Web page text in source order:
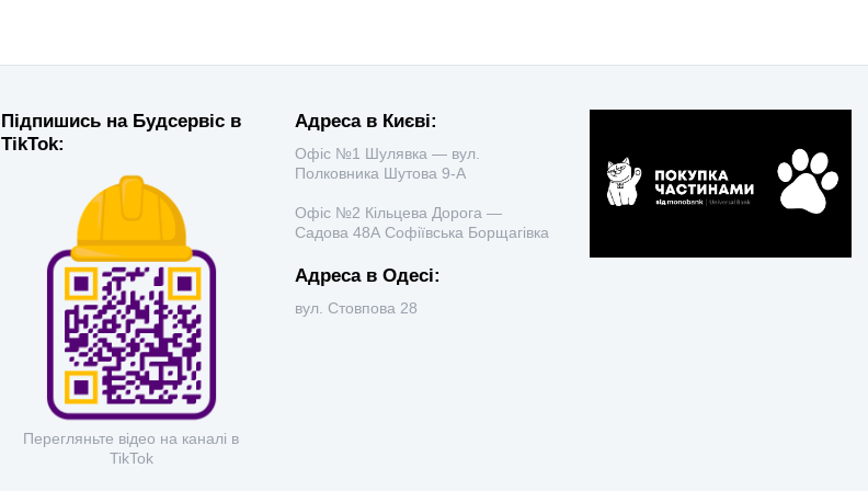
Підпишись на Будсервіс в
TikTok:
Перегляньте відео на каналі в
TikTok
Адреса в Києві:
Офіс №1 Шулявка — вул.
Полковника Шутова 9-А
Офіс №2 Кільцева Дорога —
Садова 48А Софіївська Борщагівка
Адреса в Одесі:
вул. Стовпова 28